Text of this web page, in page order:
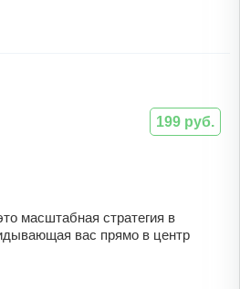
масштабная стратегия в
вас прямо в центр
199 руб.